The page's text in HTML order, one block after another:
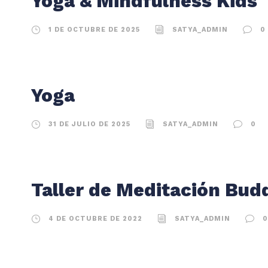
1 DE OCTUBRE DE 2025 SATYA_ADMIN 0
Yoga
31 DE JULIO DE 2025 SATYA_ADMIN 0
Taller de Meditación
4 DE OCTUBRE DE 2022 SATYA_ADMIN 0